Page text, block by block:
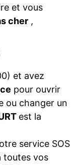
et vous
cher ,
et avez
pour ouvrir
ou changer un
est la
service SOS
toutes vos